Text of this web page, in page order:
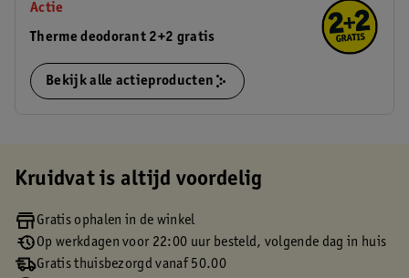
Actie
Therme deodorant 2+2 gratis
Bekijk alle actieproducten
Kruidvat is altijd voordelig
Gratis ophalen in de winkel
Op werkdagen voor 22:00 uur besteld, volgende dag in huis
Gratis thuisbezorgd vanaf 50.00